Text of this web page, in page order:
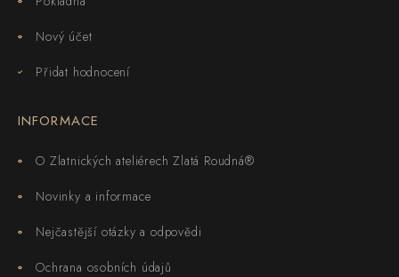
Nový účet
Přidat hodnocení
INFORMACE
O Zlatnických ateliérech Zlatá Roudná®
Novinky a informace
Nejčastější otázky a odpovědi
Ochrana osobních údajů